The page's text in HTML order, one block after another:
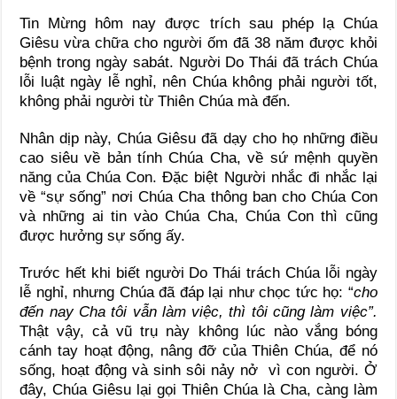
Tin Mừng hôm nay được trích sau phép lạ Chúa
Giêsu vừa chữa cho người ốm đã 38 năm được khỏi
bệnh trong ngày sabát. Người Do Thái đã trách Chúa
lỗi luật ngày lễ nghỉ, nên Chúa không phải người tốt,
không phải người từ Thiên Chúa mà đến.
Nhân dịp này, Chúa Giêsu đã dạy cho họ những điều
cao siêu về bản tính Chúa Cha, về sứ mệnh quyền
năng của Chúa Con. Đặc biệt Người nhắc đi nhắc lại
về “sự sống” nơi Chúa Cha thông ban cho Chúa Con
và những ai tin vào Chúa Cha, Chúa Con thì cũng
được hưởng sự sống ấy.
Trước hết khi biết người Do Thái trách Chúa lỗi ngày
lễ nghỉ, nhưng Chúa đã đáp lại như chọc tức họ: “cho
đến nay Cha tôi vẫn làm việc, thì tôi cũng làm việc”.
Thật vậy, cả vũ trụ này không lúc nào vắng bóng
cánh tay hoạt động, nâng đỡ của Thiên Chúa, để nó
sống, hoạt động và sinh sôi nảy nở vì con người. Ở
đây, Chúa Giêsu lại gọi Thiên Chúa là Cha, càng làm